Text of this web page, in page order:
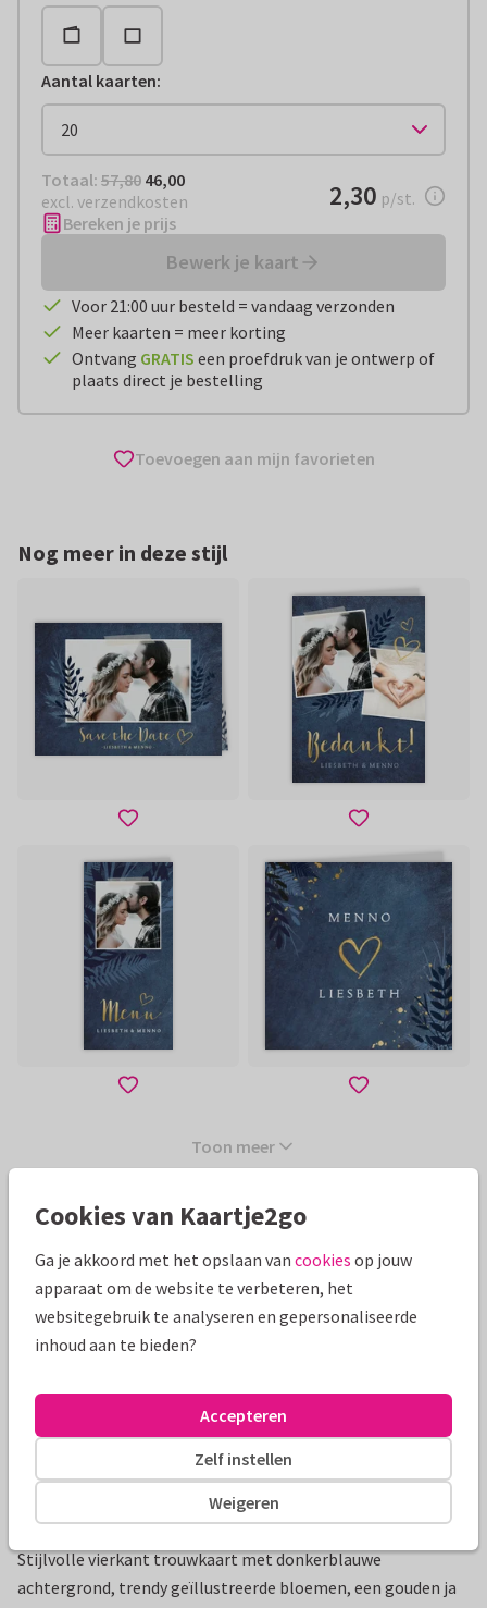
Aantal kaarten:
Totaal: € 46,00
Totaal: 57,80 46,00
excl. verzendkosten
€ 2,30per stuk
2,30 p/st.
Bereken je prijs
Bewerk je kaart
Voor 21:00 uur besteld = vandaag verzonden
Meer kaarten = meer korting
Ontvang GRATIS een proefdruk van je ontwerp of
plaats direct je bestelling
Toevoegen aan mijn favorieten
Nog meer in deze stijl
Toon meer
Mooie extra's bij je kaart
Productinformatie
Stijlvolle vierkant trouwkaart met donkerblauwe
achtergrond, trendy geïllustreerde bloemen, een gouden ja
Cookies van Kaartje2go
Ga je akkoord met het opslaan van cookies op jouw
apparaat om de website te verbeteren, het
websitegebruik te analyseren en gepersonaliseerde
inhoud aan te bieden?
Weigeren
Zelf instellen
Accepteren